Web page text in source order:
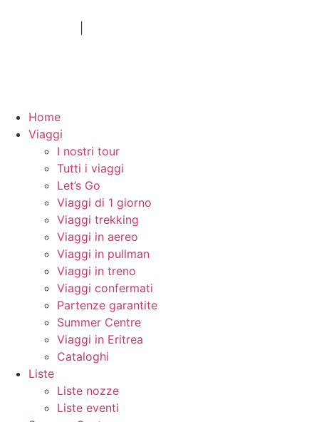
Home
Viaggi
I nostri tour
Tutti i viaggi
Let’s Go
Viaggi di 1 giorno
Viaggi trekking
Viaggi in aereo
Viaggi in pullman
Viaggi in treno
Viaggi confermati
Partenze garantite
Summer Centre
Viaggi in Eritrea
Cataloghi
Liste
Liste nozze
Liste eventi